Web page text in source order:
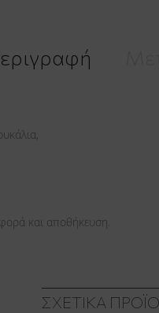
και αποθήκευση.
ΣΧΕΤΙΚΆ